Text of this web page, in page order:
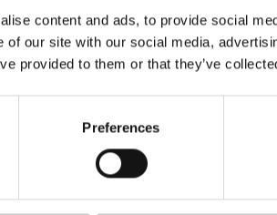
content and ads, to provide social
of our site with our social media,
provided to them or that they’ve
Preferences
Flanschdose, Stift,
Downloads / CAD